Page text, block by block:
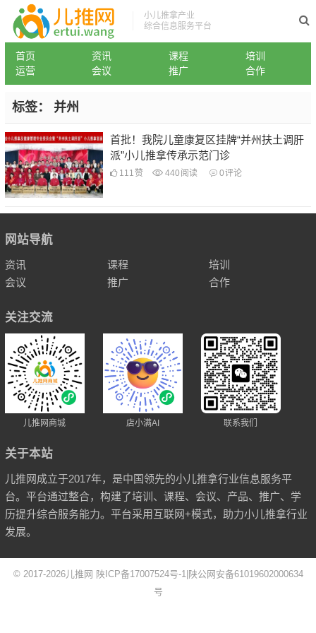
小儿推拿产业
综合信息服务平台
首页 资讯 课程
培训
运营
会议 推广 合作
标签： 并州
首批！我院儿童康复区挂牌“并州扶土调肝
派”小儿推拿传承示范门诊
111 赞 440 阅读 0评论
网站导航
资讯 课程
培训
会议
推广 合作
关注交流
儿推网商城 店小满AI 联系我们
关于本站
儿推网成立于2017年，是中国领先的小儿推拿行业信息服务平
台。平台通过整合，构建了培训、课程、会议、产品、推广、学
历提升综合服务能力。平台采用互联网+模式，助力小儿推拿行业
发展。
© 2017-2026儿推网 陕ICP备17007524号-1 |陕公网安备61019602000634
号